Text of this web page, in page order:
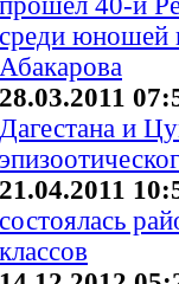
среди юношей
Абакарова
28.03.2011
Дагестана и
21.04.2011
состоялась
классов